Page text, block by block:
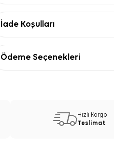
İade Koşulları
Ödeme Seçenekleri
Hızlı Kargo
Teslimat